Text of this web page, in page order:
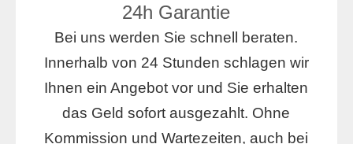
24h Garantie
Bei uns werden Sie schnell beraten.
Innerhalb von 24 Stunden schlagen wir
Ihnen ein Angebot vor und Sie erhalten
das Geld sofort ausgezahlt. Ohne
Kommission und Wartezeiten, auch bei